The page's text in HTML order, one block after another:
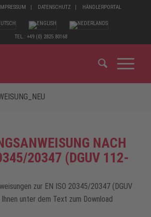
DATENSCHUTZ HÄNDLERPORTAL
TEL.: +49 (0) 2825 80168
NACH
20347 (DGUV 112-
zur EN ISO 20345/20347 (DGUV
unter dem Text zum Download